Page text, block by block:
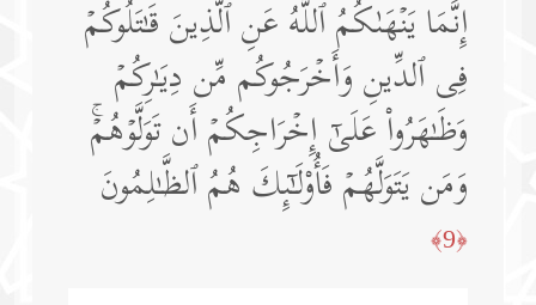
إِنَّمَا یَنۡهَىٰكُمُ ٱللَّهُ عَنِ ٱلَّذِینَ قَـٰتَلُوكُمۡ
فِی ٱلدِّینِ وَأَخۡرَجُوكُم مِّن دِیَـٰرِكُمۡ
وَظَـٰهَرُوا۟ عَلَىٰۤ إِخۡرَاجِكُمۡ أَن تَوَلَّوۡهُمۡۚ
وَمَن یَتَوَلَّهُمۡ فَأُو۟لَـٰۤىِٕكَ هُمُ ٱلظَّـٰلِمُونَ
﴿9﴾